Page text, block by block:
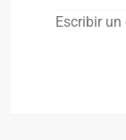
Escribir